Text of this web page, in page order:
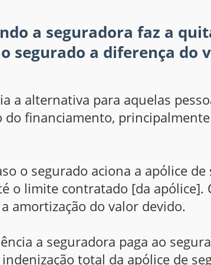
a seguradora faz a
segurado a diferença do
a alternativa para aquelas
do financiamento,
o segurado aciona a apólice
o limite contratado [da
amortização do valor devido.
a seguradora paga ao
total da apólice de